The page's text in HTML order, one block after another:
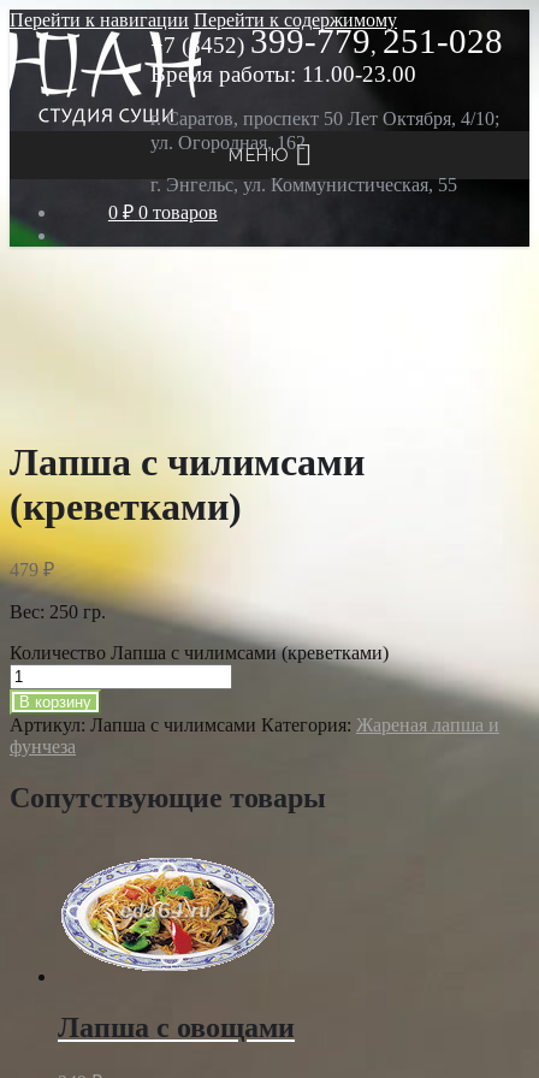
Перейти к навигации Перейти к содержимому
МЕНЮ
0 ₽ 0 товаров
+7 (8452) 399-779, 251-028
Время работы: 11.00-23.00
г. Саратов, проспект 50 Лет Октября, 4/10;
ул. Огородная, 162
г. Энгельс, ул. Коммунистическая, 55
Лапша с чилимсами
(креветками)
479₽
Вес: 250 гр.
Количество Лапша с чилимсами (креветками)
В корзину
Артикул: Лапша с чилимсами Категория: Жареная лапша и
фунчеза
Сопутствующие товары
Лапша с овощами